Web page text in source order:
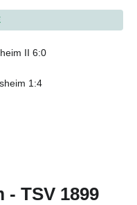
II 6:0
1:4
TSV 1899